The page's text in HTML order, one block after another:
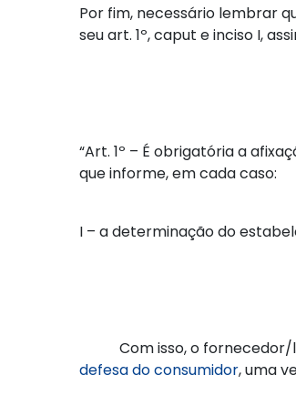
Por fim, necessário lembrar
seu art. 1º, caput e inciso I,
“Art. 1º – É obrigatória a
que informe, em cada caso:
I – a determinação do
Com isso, o fornecedor/
defesa do consumidor, uma